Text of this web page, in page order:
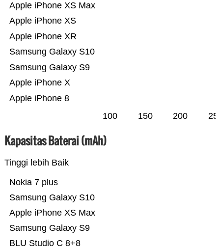
Apple iPhone 8
Apple iPhone X
Samsung Galaxy S9
Samsung Galaxy S10
Apple iPhone XR
Apple iPhone XS
Apple iPhone XS Max
100 150 200
Kapasitas Baterai (mAh)
Tinggi lebih Baik
BLU Studio C 8+8
Samsung Galaxy S9
Apple iPhone XS Max
Samsung Galaxy S10
Nokia 7 plus